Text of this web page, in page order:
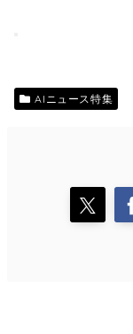
AIニュース特集